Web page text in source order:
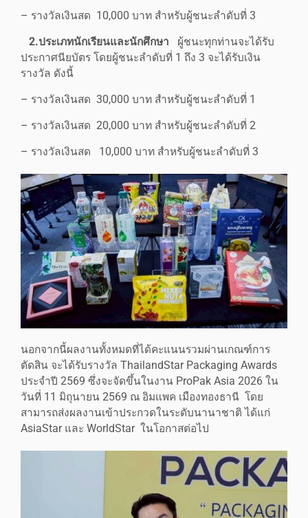
– รางวัลเงินสด 10,000 บาท สำหรับผู้ชนะลำดับที่ 3
2.ประเภทนักเรียนและนักศึกษา ผู้ชนะทุกท่านจะได้รับ
ประกาศนียบัตร โดยผู้ชนะลำดับที่ 1 ถึง 3 จะได้รับเงิน
รางวัล ดังนี้
– รางวัลเงินสด 30,000 บาท สำหรับผู้ชนะลำดับที่ 1
– รางวัลเงินสด 20,000 บาท สำหรับผู้ชนะลำดับที่ 2
– รางวัลเงินสด 10,000 บาท สำหรับผู้ชนะลำดับที่ 3
นอกจากนี้ผลงานทั้งหมดที่ได้คะแนนรวมผ่านเกณฑ์การ
ตัดสิน จะได้รับรางวัล ThailandStar Packaging Awards
ประจำปี 2569 ซึ่งจะจัดขึ้นในงาน ProPak Asia 2026 ใน
วันที่ 11 มิถุนายน 2569 ณ อิมแพค เมืองทองธานี โดย
สามารถส่งผลงานเข้าประกวดในระดับนานาชาติ ได้แก่
AsiaStar และ WorldStar ในโอกาสต่อไป